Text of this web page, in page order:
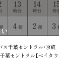
ス千葉セントラル・京成
葉セントラル【ベイタウ